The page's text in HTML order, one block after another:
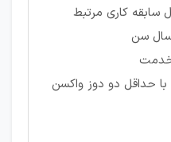
خدمت
با حداقل دو دوز واکسن